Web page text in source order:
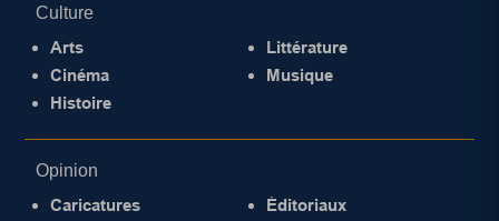
Culture
Arts
Cinéma
Histoire
Littérature
Musique
Opinion
Caricatures
Éditoriaux